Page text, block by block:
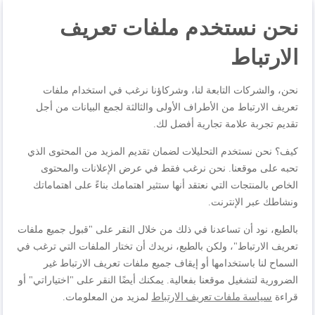
المراجعات
اكتب مراجعتك الخاصة
أنت تراجع:
شرب بزاوية 360°، K3081114
الجودة
مواصفات المنتجات
نحن نستخدم ملفات تعريف
الارتباط
نحن، والشركات التابعة لنا، وشركاؤنا نرغب في استخدام ملفات
تعريف الارتباط من الأطراف الأولى والثالثة لجمع البيانات من أجل
تقديم تجربة علامة تجارية أفضل لك.
كيف؟ نحن نستخدم التحليلات لضمان تقديم المزيد من المحتوى الذي
تحبه على موقعنا. نحن نرغب فقط في عرض الإعلانات والمحتوى
الخاص بالمنتجات التي نعتقد أنها ستثير اهتمامك بناءً على اهتماماتك
ونشاطك عبر الإنترنت.
بالطبع، نود أن تساعدنا في ذلك من خلال النقر على "قبول جميع ملفات
تعريف الارتباط"، ولكن بالطبع، نريدك أن تختار الملفات التي ترغب في
السماح لنا باستخدامها أو إيقاف جميع ملفات تعريف الارتباط غير
الضرورية لتشغيل موقعنا بفعالية. يمكنك أيضًا النقر على "اختياراتي" أو
قراءة سياسة ملفات تعريف الارتباط لمزيد من المعلومات.